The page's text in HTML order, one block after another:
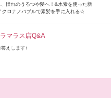
、憧れのうるつや髪へ！&水素を使った新
クロナノバブルで素髪を手に入れる☆
マラス店Q&A
えします♪